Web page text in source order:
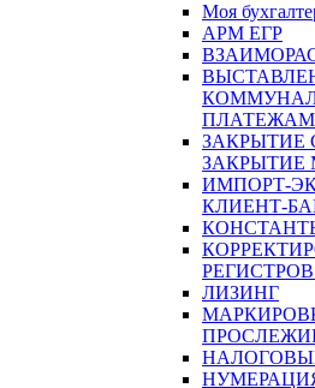
Моя
АРМ ЕГР
ПЛАТЕЖАМ
ЗАКРЫТИЕ
ЗАКРЫТИЕ
ИМПОРТ-
КЛИЕНТ-
ЛИЗИНГ